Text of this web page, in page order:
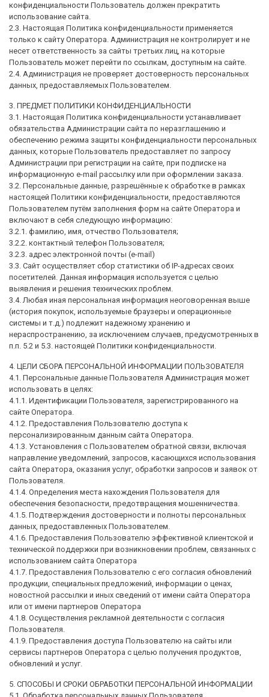
конфиденциальности Пользователь должен прекратить
использование сайта.
2.3. Настоящая Политика конфиденциальности применяется
только к сайту Оператора. Администрация не контролирует и не
несет ответственность за сайты третьих лиц, на которые
Пользователь может перейти по ссылкам, доступным на сайте.
2.4. Администрация не проверяет достоверность персональных
данных, предоставляемых Пользователем.
3. ПРЕДМЕТ ПОЛИТИКИ КОНФИДЕНЦИАЛЬНОСТИ
3.1. Настоящая Политика конфиденциальности устанавливает
обязательства Администрации сайта по неразглашению и
обеспечению режима защиты конфиденциальности персональных
данных, которые Пользователь предоставляет по запросу
Администрации при регистрации на сайте, при подписке на
информационную e-mail рассылку или при оформлении заказа.
3.2. Персональные данные, разрешённые к обработке в рамках
настоящей Политики конфиденциальности, предоставляются
Пользователем путём заполнения форм на сайте Оператора и
включают в себя следующую информацию:
3.2.1. фамилию, имя, отчество Пользователя;
3.2.2. контактный телефон Пользователя;
3.2.3. адрес электронной почты (e-mail)
3.3. Сайт осуществляет сбор статистики об IP-адресах своих
посетителей. Данная информация используется с целью
выявления и решения технических проблем.
3.4. Любая иная персональная информация неоговоренная выше
(история покупок, используемые браузеры и операционные
системы и т.д.) подлежит надежному хранению и
нераспространению, за исключением случаев, предусмотренных в
п.п. 5.2 и 5.3. настоящей Политики конфиденциальности.
4. ЦЕЛИ СБОРА ПЕРСОНАЛЬНОЙ ИНФОРМАЦИИ ПОЛЬЗОВАТЕЛЯ
4.1. Персональные данные Пользователя Администрация может
использовать в целях:
4.1.1. Идентификации Пользователя, зарегистрированного на
сайте Оператора.
4.1.2. Предоставления Пользователю доступа к
персонализированным данным сайта Оператора.
4.1.3. Установления с Пользователем обратной связи, включая
направление уведомлений, запросов, касающихся использования
сайта Оператора, оказания услуг, обработки запросов и заявок от
Пользователя.
4.1.4. Определения места нахождения Пользователя для
обеспечения безопасности, предотвращения мошенничества.
4.1.5. Подтверждения достоверности и полноты персональных
данных, предоставленных Пользователем.
4.1.6. Предоставления Пользователю эффективной клиентской и
технической поддержки при возникновении проблем, связанных с
использованием сайта Оператора
4.1.7. Предоставления Пользователю с его согласия обновлений
продукции, специальных предложений, информации о ценах,
новостной рассылки и иных сведений от имени сайта Оператора
или от имени партнеров Оператора
4.1.8. Осуществления рекламной деятельности с согласия
Пользователя.
4.1.9. Предоставления доступа Пользователю на сайты или
сервисы партнеров Оператора с целью получения продуктов,
обновлений и услуг.
5. СПОСОБЫ И СРОКИ ОБРАБОТКИ ПЕРСОНАЛЬНОЙ ИНФОРМАЦИИ